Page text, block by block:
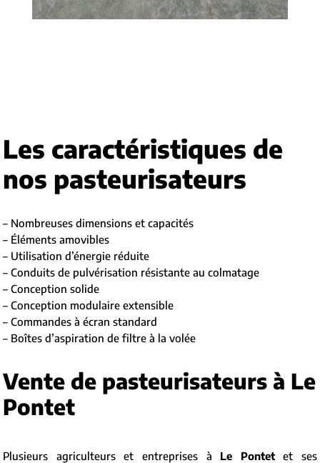
Les caractéristiques de
nos pasteurisateurs
– Nombreuses dimensions et capacités
– Éléments amovibles
– Utilisation d’énergie réduite
– Conduits de pulvérisation résistante au colmatage
– Conception solide
– Conception modulaire extensible
– Commandes à écran standard
– Boîtes d’aspiration de filtre à la volée
Vente de pasteurisateurs à Le
Pontet
Plusieurs agriculteurs et entreprises à Le Pontetet ses